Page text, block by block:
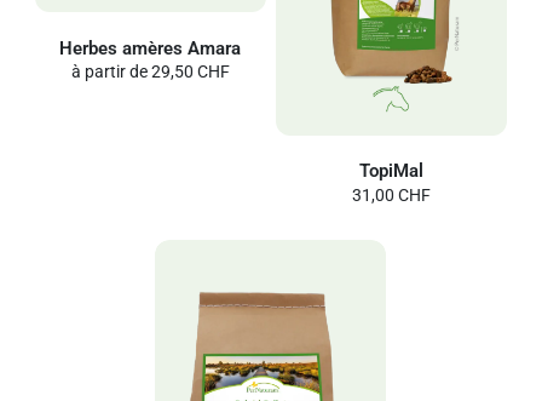
Herbes amères Amara
à partir de29,50 CHF
TopiMal
31,00 CHF